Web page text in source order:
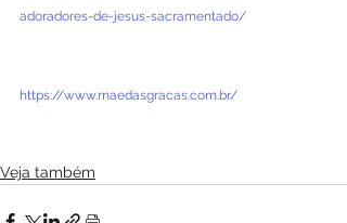
adoradores-de-jesus-sacramentado/
https://www.maedasgracas.com.br/
Veja também